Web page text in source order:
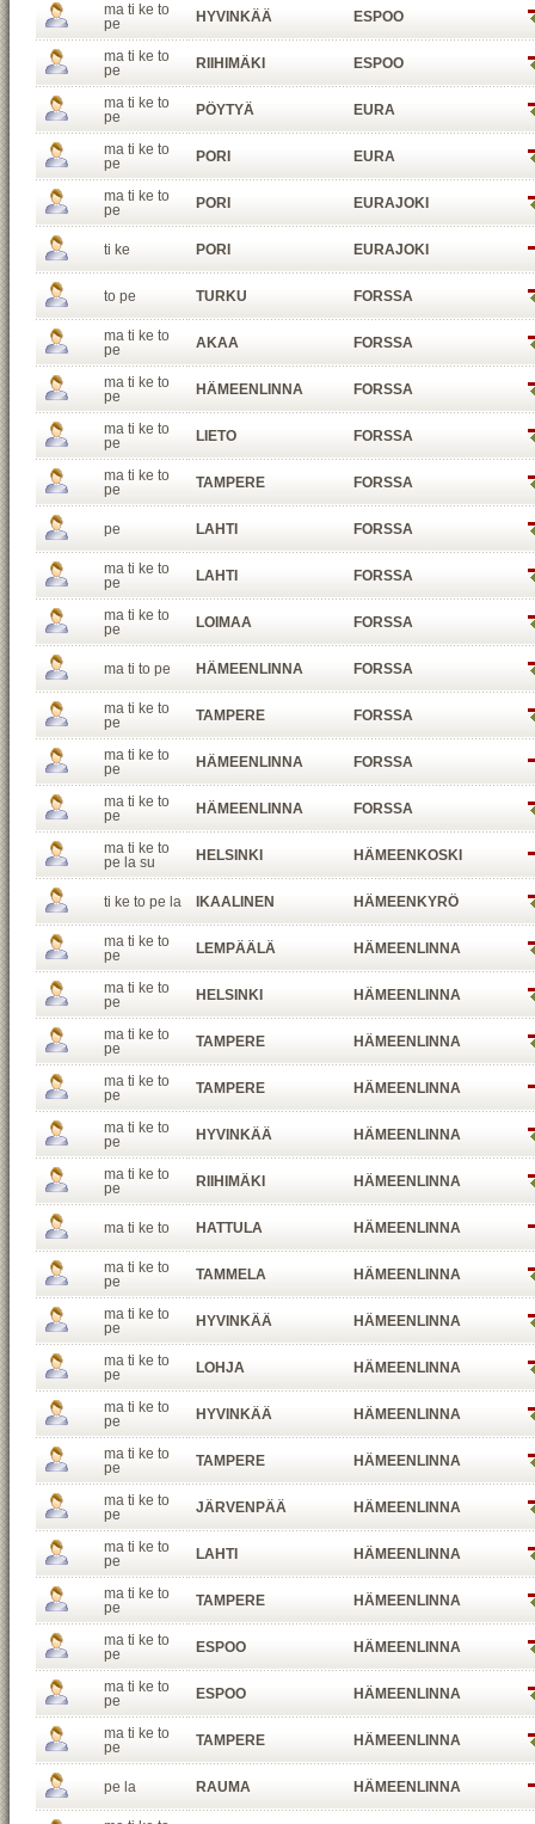
ma ti ke to
pe
HYVINKÄÄ ESPOO
ma ti ke to
pe
RIIHIMÄKI ESPOO
ma ti ke to
pe
PÖYTYÄ EURA
ma ti ke to
pe
PORI EURA
ma ti ke to
pe
PORI EURAJOKI
ti ke PORI EURAJOKI
to pe TURKU FORSSA
ma ti ke to
pe
AKAA FORSSA
ma ti ke to
pe
HÄMEENLINNA FORSSA
ma ti ke to
pe
LIETO FORSSA
ma ti ke to
pe
TAMPERE FORSSA
pe LAHTI FORSSA
ma ti ke to
pe
LAHTI FORSSA
ma ti ke to
pe
LOIMAA FORSSA
ma ti to pe HÄMEENLINNA FORSSA
ma ti ke to
pe
TAMPERE FORSSA
ma ti ke to
pe
HÄMEENLINNA FORSSA
ma ti ke to
pe
HÄMEENLINNA FORSSA
ma ti ke to
pe la su
HELSINKI HÄMEENKOSKI
ti ke to pe la IKAALINEN HÄMEENKYRÖ
ma ti ke to
pe
LEMPÄÄLÄ HÄMEENLINNA
ma ti ke to
pe
HELSINKI HÄMEENLINNA
ma ti ke to
pe
TAMPERE HÄMEENLINNA
ma ti ke to
pe
TAMPERE HÄMEENLINNA
ma ti ke to
pe
HYVINKÄÄ HÄMEENLINNA
ma ti ke to
pe
RIIHIMÄKI HÄMEENLINNA
ma ti ke to HATTULA HÄMEENLINNA
ma ti ke to
pe
TAMMELA HÄMEENLINNA
ma ti ke to
pe
HYVINKÄÄ HÄMEENLINNA
ma ti ke to
pe
LOHJA HÄMEENLINNA
ma ti ke to
pe
HYVINKÄÄ HÄMEENLINNA
ma ti ke to
pe
TAMPERE HÄMEENLINNA
ma ti ke to
pe
JÄRVENPÄÄ HÄMEENLINNA
ma ti ke to
pe
LAHTI HÄMEENLINNA
ma ti ke to
pe
TAMPERE HÄMEENLINNA
ma ti ke to
pe
ESPOO HÄMEENLINNA
ma ti ke to
pe
ESPOO HÄMEENLINNA
ma ti ke to
pe
TAMPERE HÄMEENLINNA
pe la RAUMA HÄMEENLINNA